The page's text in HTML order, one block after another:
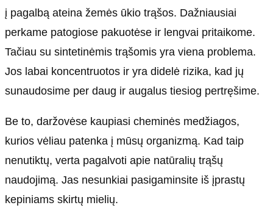
į pagalbą ateina žemės ūkio trąšos. Dažniausiai
perkame patogiose pakuotėse ir lengvai pritaikome.
Tačiau su sintetinėmis trąšomis yra viena problema.
Jos labai koncentruotos ir yra didelė rizika, kad jų
sunaudosime per daug ir augalus tiesiog pertręšime.
Be to, daržovėse kaupiasi cheminės medžiagos,
kurios vėliau patenka į mūsų organizmą. Kad taip
nenutiktų, verta pagalvoti apie natūralių trąšų
naudojimą. Jas nesunkiai pasigaminsite iš įprastų
kepiniams skirtų mielių.